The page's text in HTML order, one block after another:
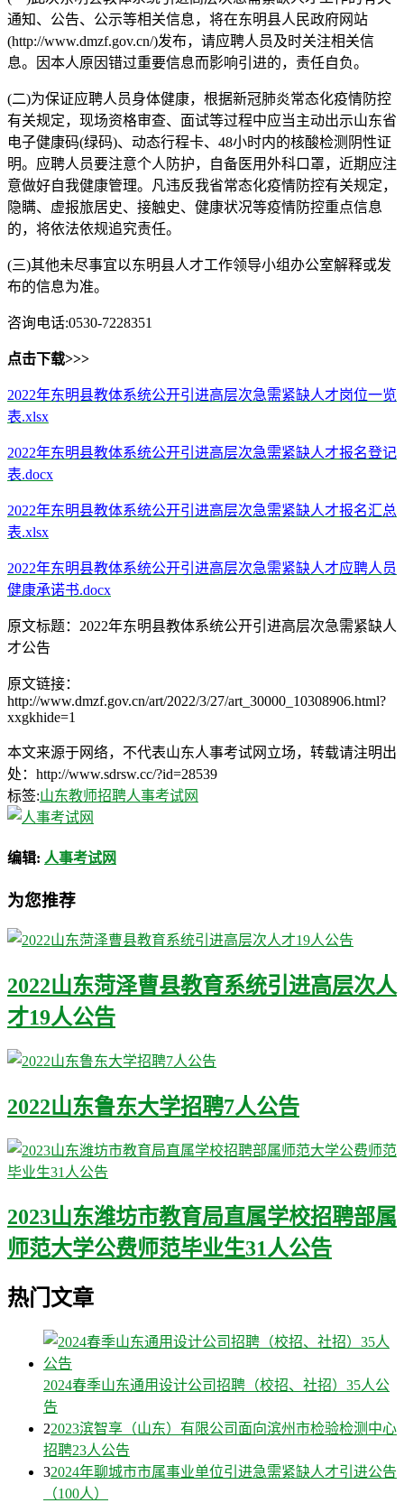
通知、公告、公示等相关信息，将在东明县人民政府网站
(http://www.dmzf.gov.cn/)发布，请应聘人员及时关注相关信
息。因本人原因错过重要信息而影响引进的，责任自负。
(二)为保证应聘人员身体健康，根据新冠肺炎常态化疫情防控
有关规定，现场资格审查、面试等过程中应当主动出示山东省
电子健康码(绿码)、动态行程卡、48小时内的核酸检测阴性证
明。应聘人员要注意个人防护，自备医用外科口罩，近期应注
意做好自我健康管理。凡违反我省常态化疫情防控有关规定，
隐瞒、虚报旅居史、接触史、健康状况等疫情防控重点信息
的，将依法依规追究责任。
(三)其他未尽事宜以东明县人才工作领导小组办公室解释或发
布的信息为准。
咨询电话:0530-7228351
点击下载>>>
2022年东明县教体系统公开引进高层次急需紧缺人才岗位一览
表.xlsx
2022年东明县教体系统公开引进高层次急需紧缺人才报名登记
表.docx
2022年东明县教体系统公开引进高层次急需紧缺人才报名汇总
表.xlsx
2022年东明县教体系统公开引进高层次急需紧缺人才应聘人员
健康承诺书.docx
原文标题：2022年东明县教体系统公开引进高层次急需紧缺人
才公告
原文链接：
http://www.dmzf.gov.cn/art/2022/3/27/art_30000_10308906.html?
xxgkhide=1
本文来源于网络，不代表山东人事考试网立场，转载请注明出
处：http://www.sdrsw.cc/?id=28539
标签:山东教师招聘人事考试网
编辑: 人事考试网
为您推荐
2022山东菏泽曹县教育系统引进高层次人
才19人公告
2022山东鲁东大学招聘7人公告
2023山东潍坊市教育局直属学校招聘部属
师范大学公费师范毕业生31人公告
热门文章
2024春季山东通用设计公司招聘（校招、社招）35人公
告
22023滨智享（山东）有限公司面向滨州市检验检测中心
招聘23人公告
32024年聊城市市属事业单位引进急需紧缺人才引进公告
（100人）